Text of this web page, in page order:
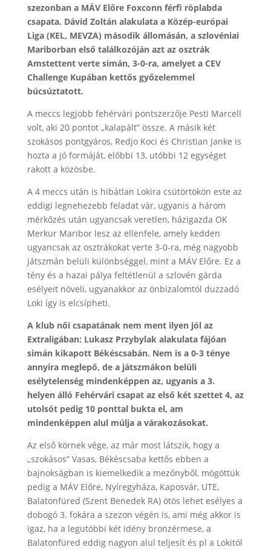
szezonban a MÁV Előre Foxconn férfi röplabda
csapata. Dávid Zoltán alakulata a Közép-európai
Liga (KEL, MEVZA) második állomásán, a szlovéniai
Mariborban első találkozóján azt az osztrák
Amstettent verte simán, 3-0-ra, amelyet a CEV
Challenge Kupában kettős győzelemmel
búcsúztatott.
A meccs legjobb fehérvári pontszerzője Pesti Marcell
volt, aki 20 pontot „kalapált” össze. A másik két
szokásos pontgyáros, Redjo Koci és Christian Janke is
hozta a jó formáját, előbbi 13, utóbbi 12 egységet
rakott a közösbe.
A 4 meccs után is hibátlan Lokira csütörtökön este az
eddigi legnehezebb feladat vár, ugyanis a három
mérkőzés után ugyancsak veretlen, házigazda OK
Merkur Maribor lesz az ellenfele, amely kedden
ugyancsak az osztrákokat verte 3-0-ra, még nagyobb
játszmán belüli különbséggel, mint a MÁV Előre. Ez a
tény és a hazai pálya feltétlenül a szlovén gárda
esélyeit növeli, ugyanakkor az önbizalomtól duzzadó
Loki így is elcsípheti.
A klub női csapatának nem ment ilyen jól az
Extraligában: Lukasz Przybylak alakulata fájóan
simán kikapott Békéscsabán. Nem is a 0-3 ténye
annyira meglepő, de a játszmákon belüli
esélytelenség mindenképpen az, ugyanis a 3.
helyen álló Fehérvári csapat az első két szettet 4, az
utolsót pedig 10 ponttal bukta el, am
mindenképpen alul múlja a várakozásokat.
Az első körnek vége, az már most látszik, hogy a
„szokásos” Vasas, Békéscsaba kettős ebben a
bajnokságban is kiemelkedik a mezőnyből, mögöttük
pedig a MÁV Előre, Nyíregyháza, Kaposvár, UTE,
Balatonfüred (Szent Benedek RA) ötös lehet esélyes a
dobogó 3. fokára a szezon végén is, ami még akkor is
igaz, ha a legutóbbi két idény bronzérmese, a
Balatonfüred eddig nagyon alul teljesít és pl a Lokitól